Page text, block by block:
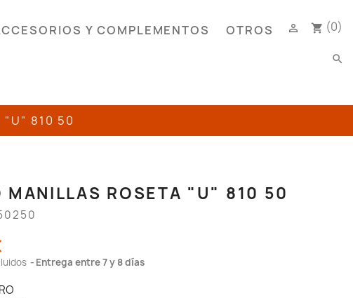
Y COMPLEMENTOS OTROS shopping_cart (0)

search
"U" 810 50
MANILLAS ROSETA "U" 810 50
Entrega entre 7 y 8 días